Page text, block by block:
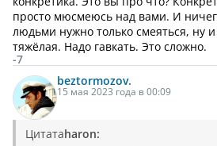
просто мюсмеюсь над вами. И
людьми нужно только смеяться, ну
тяжёлая. Надо гавкать. Это сложно.
-7
beztormozov.
15 мая 2023 года в 00:09
Цитатаharon: